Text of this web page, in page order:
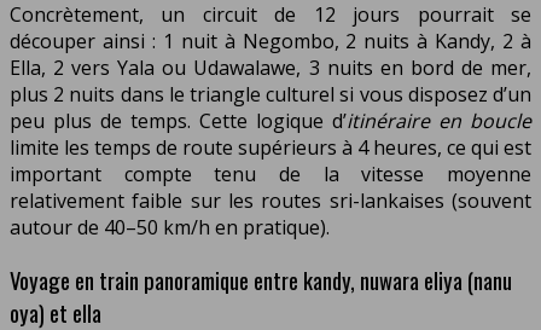
Concrètement, un circuit de 12 jours pourrait se
découper ainsi : 1 nuit à Negombo, 2 nuits à Kandy, 2 à
Ella, 2 vers Yala ou Udawalawe, 3 nuits en bord de mer,
plus 2 nuits dans le triangle culturel si vous disposez d’un
peu plus de temps. Cette logique d’itinéraire en boucle
limite les temps de route supérieurs à 4 heures, ce qui est
important compte tenu de la vitesse moyenne
relativement faible sur les routes sri-lankaises (souvent
autour de 40–50 km/h en pratique).
Voyage en train panoramique entre kandy, nuwara eliya (nanu
oya) et ella